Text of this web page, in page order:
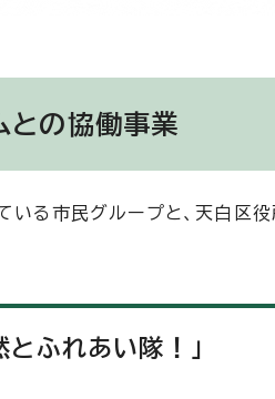
との協働事業
いる市民グループと、天白
ふれあい隊！」